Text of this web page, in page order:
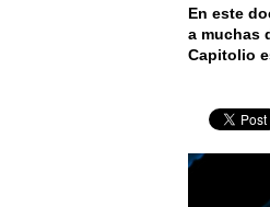
En este
a muchas
Capitolio